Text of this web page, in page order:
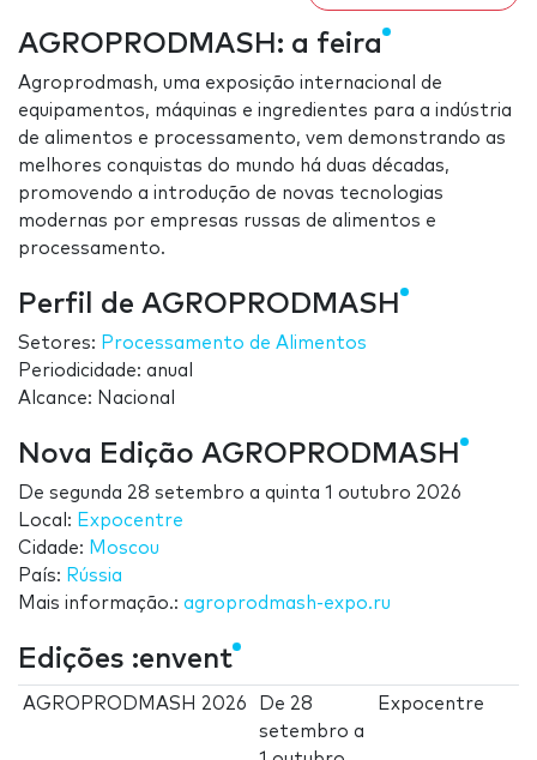
AGROPRODMASH: a feira
Agroprodmash, uma exposição internacional de
equipamentos, máquinas e ingredientes para a indústria
de alimentos e processamento, vem demonstrando as
melhores conquistas do mundo há duas décadas,
promovendo a introdução de novas tecnologias
modernas por empresas russas de alimentos e
processamento.
Perfil de AGROPRODMASH
Setores: Processamento de Alimentos
Periodicidade: anual
Alcance: Nacional
Nova Edição AGROPRODMASH
De segunda 28 setembro a quinta 1 outubro 2026
Local: Expocentre
Cidade: Moscou
País: Rússia
Mais informação.: agroprodmash-expo.ru
Edições :envent
AGROPRODMASH 2026 De 28
setembro a
Expocentre